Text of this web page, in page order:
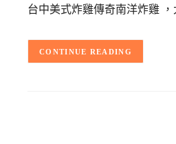
台中美式炸雞傳奇南洋炸雞
CONTINUE READING